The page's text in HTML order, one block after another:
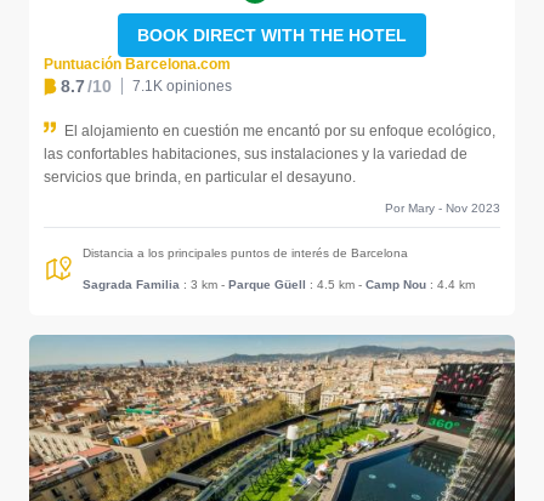
BOOK DIRECT WITH THE HOTEL
Puntuación Barcelona.com
8.7/10 7.1K opiniones
El alojamiento en cuestión me encantó por su enfoque ecológico,
las confortables habitaciones, sus instalaciones y la variedad de
servicios que brinda, en particular el desayuno.
Por Mary - Nov 2023
Distancia a los principales puntos de interés de Barcelona
Sagrada Familia : 3 km - Parque Güell : 4.5 km - Camp Nou : 4.4 km